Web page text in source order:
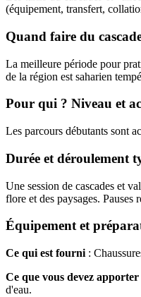
(équipement, transfert,
Quand faire du
La meilleure période pour
de la région est saharien
Pour qui ? Niveau et
Les parcours débutants sont
Durée et déroulement
Une session de cascades et
flore et des paysages.
Équipement et
Ce qui est fourni :
Ce que vous devez apporter
d'eau.